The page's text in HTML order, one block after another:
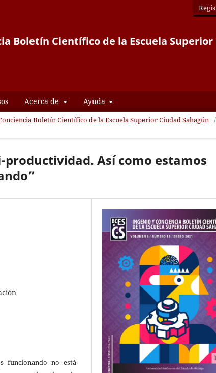
Boletín Científico de la Escuela Superior
Acerca de Ayuda
Boletín Científico de la Escuela Superior Ciudad Sahagún /
productividad. Así como estamos
funcionando no está